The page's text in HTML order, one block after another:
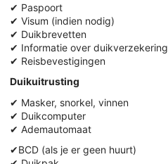
✔ Paspoort
✔ Visum (indien nodig)
✔ Duikbrevetten
✔ Informatie over duikverzekering
✔ Reisbevestigingen
Duikuitrusting
✔ Masker, snorkel, vinnen
✔ Duikcomputer
✔ Ademautomaat
✔BCD (als je er geen huurt)